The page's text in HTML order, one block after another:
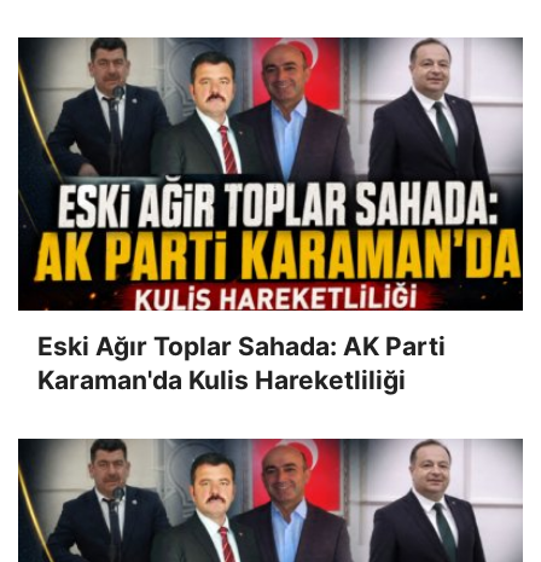
Eski Ağır Toplar Sahada: AK Parti
Karaman'da Kulis Hareketliliği